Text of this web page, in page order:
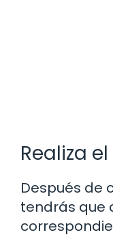
Realiza
Después de
tendrás que